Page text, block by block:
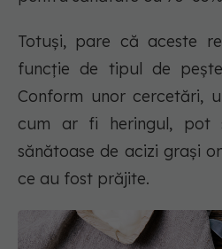
Totuși, pare că aceste
funcție de tipul de
Conform unor cercetări,
cum ar fi heringul, pot
sănătoase de acizi grași
ce au fost prăjite.